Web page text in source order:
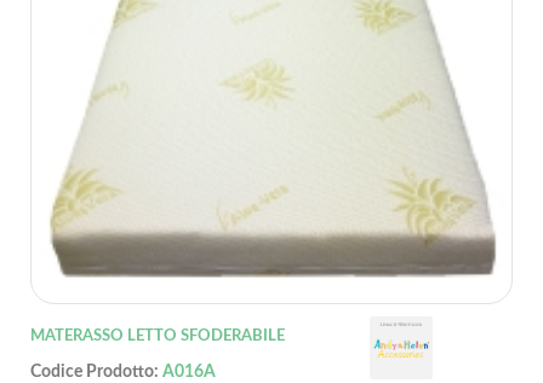
MATERASSO LETTO SFODERABILE
Codice Prodotto: A016A